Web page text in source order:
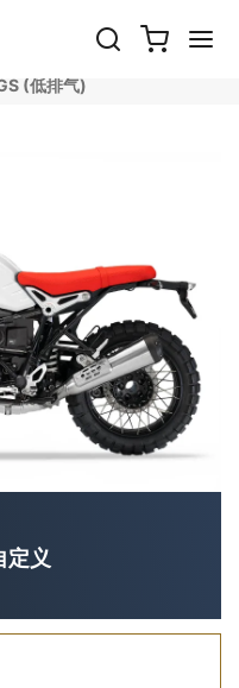
GS (低排气)
(低排气)
定义